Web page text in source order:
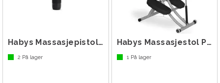
Habys Massasjepistol PRO
2 På lager
Habys Massasjestol Prestige
1På lager